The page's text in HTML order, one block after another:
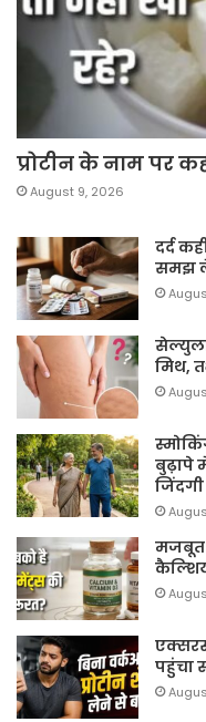
प्रोटीन के नाम पर
August 9, 2026
दर्द
समझ
मिथ,
बुढ़ापे
जिंदगी
मजबूत
पहुंचा